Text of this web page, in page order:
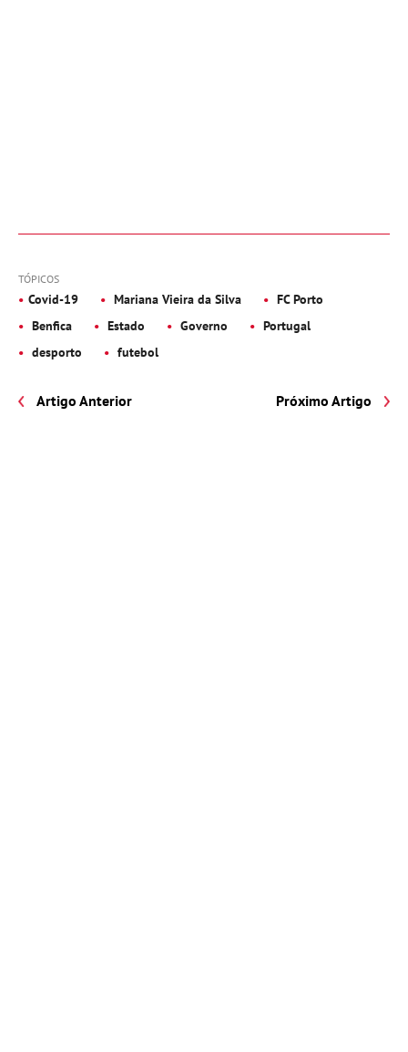
TÓPICOS
Covid-19 Mariana Vieira da Silva
FC Porto
Benfica
Estado Governo
Portugal
desporto
futebol
Artigo Anterior Próximo Artigo